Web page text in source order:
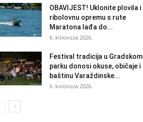
OBAVIJEST! Uklonite plovila i
ribolovnu opremu s rute
Maratona lađa do...
6. kolovoza 2026.
Festival tradicija u Gradskom
parku donosi okuse, običaje i
baštinu Varaždinske...
6. kolovoza 2026.